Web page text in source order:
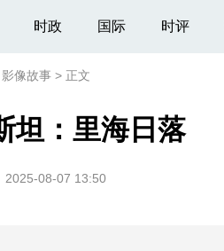
时政 国际 时评
影像故事 > 正文
坦：里海日落
2025-08-07 13:50